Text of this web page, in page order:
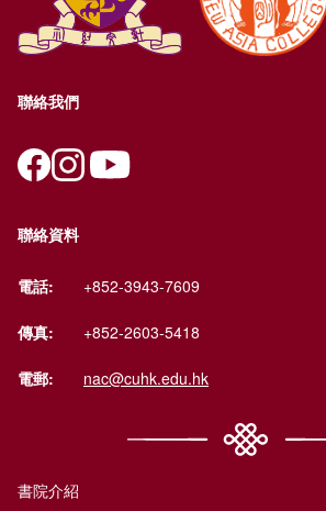
聯絡我們
聯絡資料
電話: +852-3943-7609
傳真: +852-2603-5418
電郵: nac@cuhk.edu.hk
書院介紹